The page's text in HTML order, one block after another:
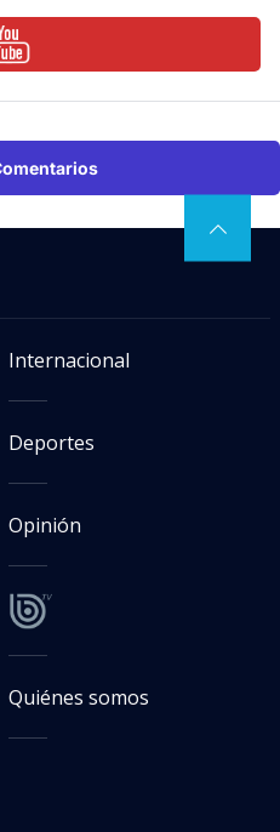
Internacional
Deportes
Opinión
Quiénes somos